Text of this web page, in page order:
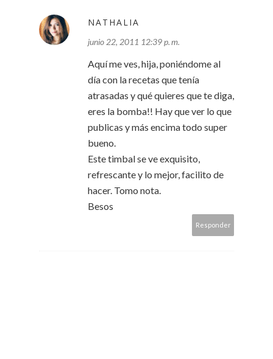
NATHALIA
junio 22, 2011 12:39 p. m.
Aquí me ves, hija, poniéndome al
día con la recetas que tenía
atrasadas y qué quieres que te diga,
eres la bomba!! Hay que ver lo que
publicas y más encima todo super
bueno.
Este timbal se ve exquisito,
refrescante y lo mejor, facilito de
hacer. Tomo nota.
Besos
Responder